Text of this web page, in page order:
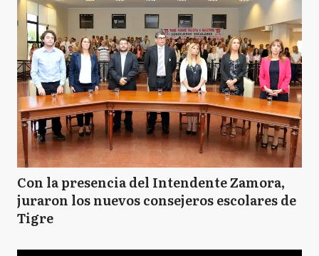
Con la presencia del Intendente Zamora,
juraron los nuevos consejeros escolares de
Tigre